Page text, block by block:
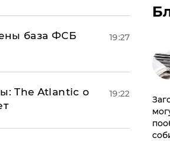
база ФСБ
19:27
The Atlantic о
19:22